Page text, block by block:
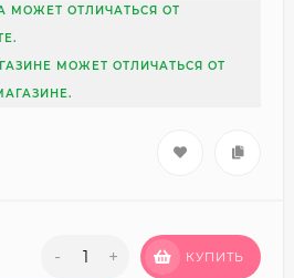
МОЖЕТ ОТЛИЧАТЬСЯ ОТ
МОЖЕТ ОТЛИЧАТЬСЯ ОТ
- + КУПИТЬ